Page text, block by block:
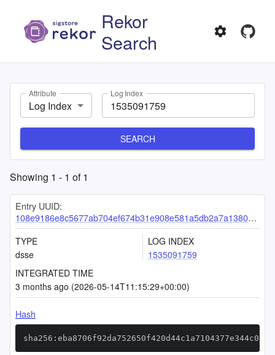
Rekor
Search
Attribute
Log Index
Log Index
SEARCH
Showing 1 - 1 of1
Entry UUID:
108e9186e8c5677ab704ef674b31e908e581a5db2a7a13808afea8dce5d52fbdab5d4476f397c361
TYPE
dsse
LOG INDEX
1535091759
INTEGRATED TIME
3 months ago (2026-05-14T11:15:29+00:00)
Hash